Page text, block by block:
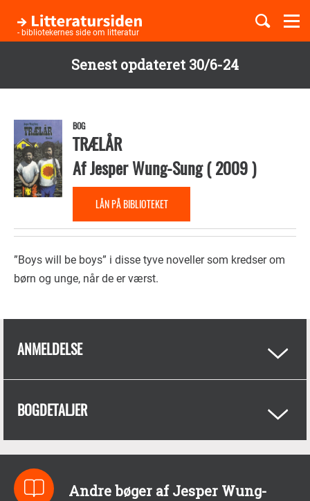
Senest opdateret 30/6-24
hovedindhold
- bibliotekernes side om litteratur
Børnebøger
Temaer
BOG
TRÆLÅR
AfJesper Wung-Sung(2009)
LÅN PÅ BIBLIOTEKET
”Boys will be boys” i disse tyve noveller som kredser om
børn og unge, når de er værst.
ANMELDELSE
BOGDETALJER
Andre bøger af Jesper Wung-